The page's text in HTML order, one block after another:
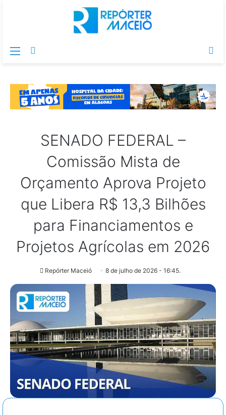
Menu
SENADO FEDERAL –
Comissão Mista de
Orçamento Aprova Projeto
que Libera R$ 13,3 Bilhões
para Financiamentos e
Projetos Agrícolas em 2026
Repórter Maceió 8 de julho de 2026 - 16:45.